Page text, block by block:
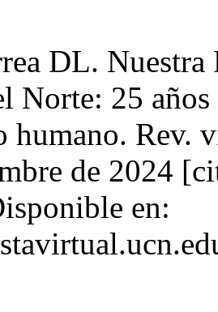
DL.
Norte: 25
humano. Rev.
de 2024
en: